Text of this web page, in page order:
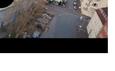
Play
Video